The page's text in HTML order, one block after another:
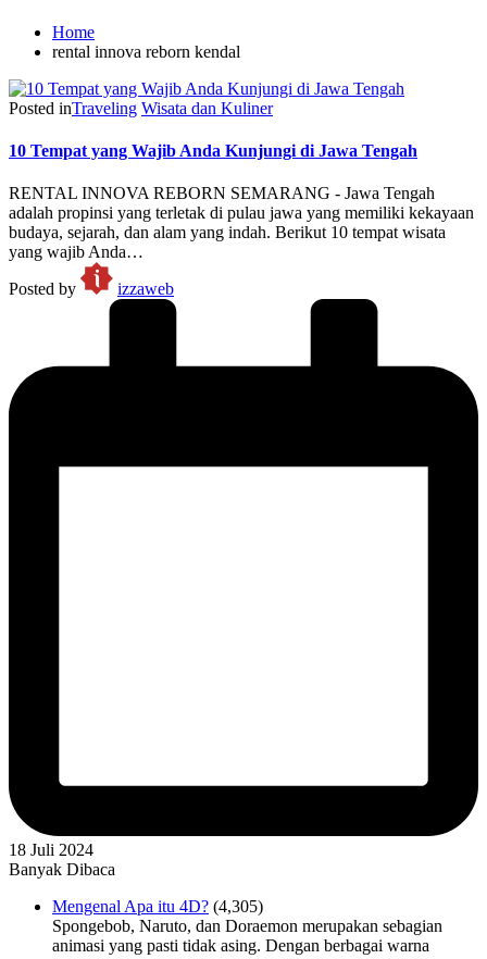
Home
rental innova reborn kendal
Posted inTraveling Wisata dan Kuliner
10 Tempat yang Wajib Anda Kunjungi di Jawa Tengah
RENTAL INNOVA REBORN SEMARANG - Jawa Tengah
adalah propinsi yang terletak di pulau jawa yang memiliki kekayaan
budaya, sejarah, dan alam yang indah. Berikut 10 tempat wisata
yang wajib Anda…
Posted by
izzaweb
18 Juli 2024
Banyak Dibaca
Mengenal Apa itu 4D? (4,305)
Spongebob, Naruto, dan Doraemon merupakan sebagian
animasi yang pasti tidak asing. Dengan berbagai warna